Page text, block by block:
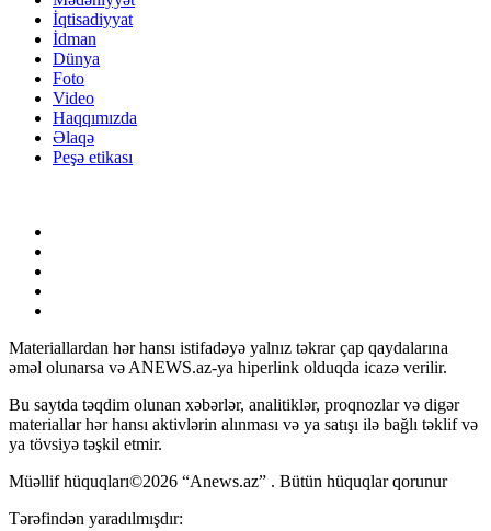
İqtisadiyyat
İdman
Dünya
Foto
Video
Haqqımızda
Əlaqə
Peşə etikası
Materiallardan hər hansı istifadəyə yalnız təkrar çap qaydalarına
əməl olunarsa və ANEWS.az-ya hiperlink olduqda icazə verilir.
Bu saytda təqdim olunan xəbərlər, analitiklər, proqnozlar və digər
materiallar hər hansı aktivlərin alınması və ya satışı ilə bağlı təklif və
ya tövsiyə təşkil etmir.
Müəllif hüquqları©2026 “Anews.az” . Bütün hüquqlar qorunur
Tərəfindən yaradılmışdır: